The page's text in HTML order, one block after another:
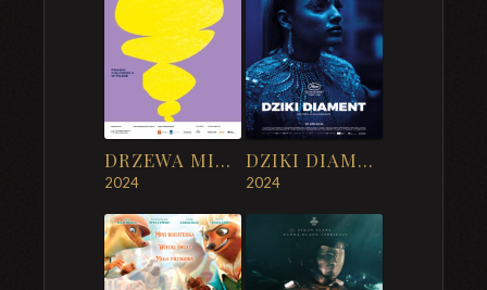
DRZEWA MILCZĄ (WATCH DOCS)
2024
DZIKI DIAMENT
2024